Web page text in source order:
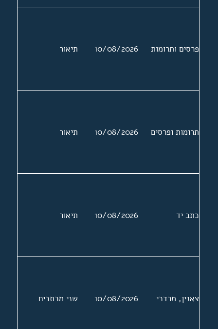
וטיוטות של
פרסים ותרומות 10/08/2026 תיאור
תרומות ופרסים 10/08/2026 תיאור
כתב יד 10/08/2026 תיאור
צאנין, מרדכי 10/08/2026 שני מכתבים